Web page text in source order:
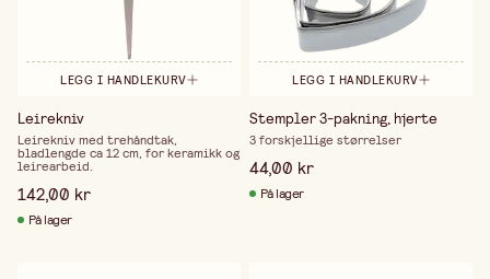
LEGG I HANDLEKURV
Leirekniv
Leirekniv med trehåndtak,
bladlengde ca 12 cm, for keramikk og
leirearbeid.
142,00 kr
På lager
LEGG I HANDLEKURV
Stempler 3-pakning, hjerte
3 forskjellige størrelser
44,00 kr
På lager